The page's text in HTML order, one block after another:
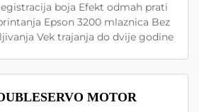
boja Efekt odmah prati
Epson 3200 mlaznica Bez
Vek trajanja do dvije godine
MOTOR